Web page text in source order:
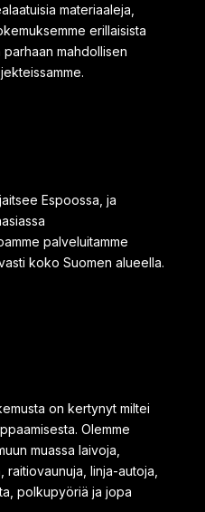
materiaaleja,
erillaisista
mahdollisen
Espoossa, ja
palveluitamme
koko Suomen alueella.
on kertynyt miltei
Olemme
muassa laivoja,
raitiovaunuja, linja-autoja,
polkupyöriä ja jopa